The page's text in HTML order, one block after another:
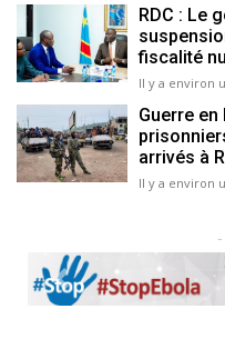
RDC : Le
fiscalité
Il y a environ
Guerre en
arrivés à
Il y a environ
-
Previous